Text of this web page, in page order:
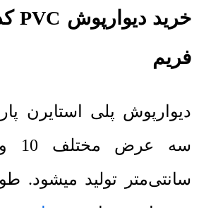
فریم
دیوارپوش پلی استایرن
سانتی‌متر تولید میشود.